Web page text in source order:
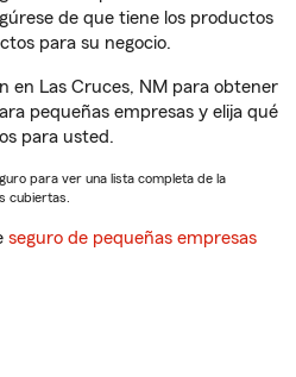
de que tiene los productos
para su negocio.
en Las Cruces, NM para obtener
pequeñas empresas y elija qué
para usted.
para ver una lista completa de la
cubiertas.
seguro de pequeñas empresas